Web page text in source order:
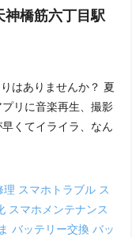
神橋筋六丁目駅
はありませんか？ 夏
リに音楽再生、撮影
くてイライラ、なん
理 スマホトラブル ス
スマホメンテナンス
バッテリー交換バッ